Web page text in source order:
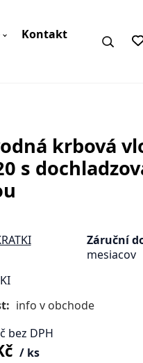
Kontakt
krbová
s
Záruční
mesiacov
info v obchode
bez DPH
ks